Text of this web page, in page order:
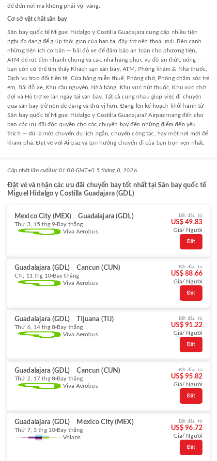
để đến nơi mà không phải vội vàng.
Cơ sở vật chất sân bay
Sân bay quốc tế Miguel Hidalgo y Costilla Guadajara cung cấp nhiều tiện
nghi đa dạng để giúp thời gian của bạn tại đây trở nên thoải mái. Bên cạnh
những tiện ích cơ bản — bãi đỗ xe để đảm bảo an toàn cho phương tiện,
ATM để rút tiền nhanh chóng và các nhà hàng phục vụ đồ ăn thức uống —
bạn còn có thể tìm thấy Khách sạn sân bay, ATM, Phòng khám & Nhà thuốc,
Dịch vụ trao đổi tiền tệ, Cửa hàng miễn thuế, Phòng chờ, Phòng chăm sóc trẻ
em, Bãi đỗ xe, Khu cầu nguyện, Nhà hàng, Khu vực hút thuốc, Khu vực chờ
đợi và Hỗ trợ xe lăn ngay tại sân bay. Tất cả cùng nhau giúp việc di chuyển
qua sân bay trở nên dễ dàng và thú vị hơn. Đang lên kế hoạch khởi hành từ
Sân bay quốc tế Miguel Hidalgo y Costilla Guadajara? Airpaz mang đến cho
bạn các ưu đãi độc quyền cho các chuyến bay đến những điểm đến yêu
thích — dù là một chuyến du lịch ngắn, chuyến công tác, hay một nơi mới để
khám phá. Đặt vé với Airpaz và tận hưởng chuyến đi của bạn trọn vẹn nhất.
Cập nhật lần cuốilúc 01:08 GMT+0 5 tháng 8, 2026
Đặt vé và nhận các ưu đãi chuyến bay tốt nhất tại Sân bay quốc tế
Miguel Hidalgo y Costilla Guadajara (GDL)
Mexico City (MEX) Guadalajara (GDL)
Thứ 3, 15 thg 9 Bay thẳng
Viva Aerobus
Bắt đầu từ
US$ 49.83
Giá/ Người
Đặt
Guadalajara (GDL) Cancun (CUN)
CN, 11 thg 10 Bay thẳng
Viva Aerobus
Bắt đầu từ
US$ 88.66
Giá/ Người
Đặt
Guadalajara (GDL) Tijuana (TIJ)
Thứ 6, 14 thg 8 Bay thẳng
Viva Aerobus
Bắt đầu từ
US$ 91.22
Giá/ Người
Đặt
Guadalajara (GDL) Cancun (CUN)
Thứ 2, 17 thg 8 Bay thẳng
Viva Aerobus
Bắt đầu từ
US$ 95.82
Giá/ Người
Đặt
Guadalajara (GDL) Mexico City (MEX)
Thứ 7, 3 thg 10 Bay thẳng
Volaris
Bắt đầu từ
US$ 96.72
Giá/ Người
Đặt